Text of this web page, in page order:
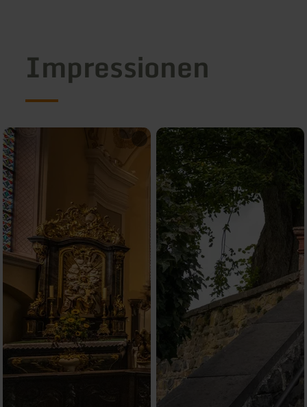
Impressionen